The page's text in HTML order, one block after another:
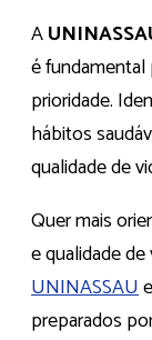
A
é
prioridade.
hábitos
qualidade de
Quer mais
e qualidade
UNINASSAU
preparados